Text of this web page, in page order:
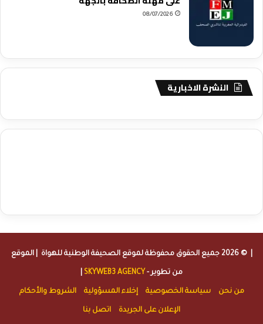
08/07/2026
النشرة الاخبارية
| © 2026 جميع الحقوق محفوظة لموقع الصحيفة الوطنية للهواة | الموقع
من تطوير - SKYWEB3 AGENCY
من نحن سياسة الخصوصية إخلاء المسؤولية الشروط والأحكام
الإعلان على الجريدة اتصل بنا